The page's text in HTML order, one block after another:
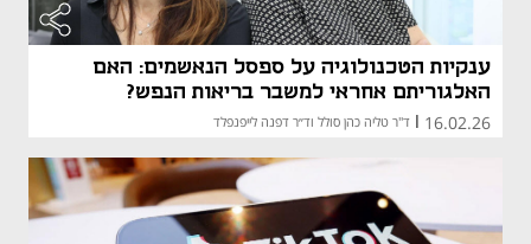
ענקיות הטכנולוגיה על ספסל הנאשמים: האם
האלגוריתם אחראי למשבר בריאות הנפש?
16.02.26
| ד"ר טליה כהן סולל וד״ר דפנה לייפנפלד